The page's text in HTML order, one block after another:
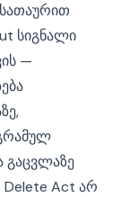
სათაურით
სიგნალი
—
გაცვლაზე
Act არ